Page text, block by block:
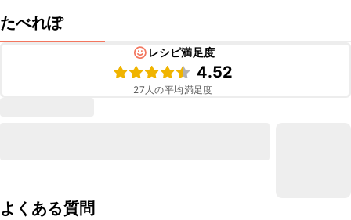
たべれぽ
レシピ満足度
4.52
27 人の平均満足度
よくある質問